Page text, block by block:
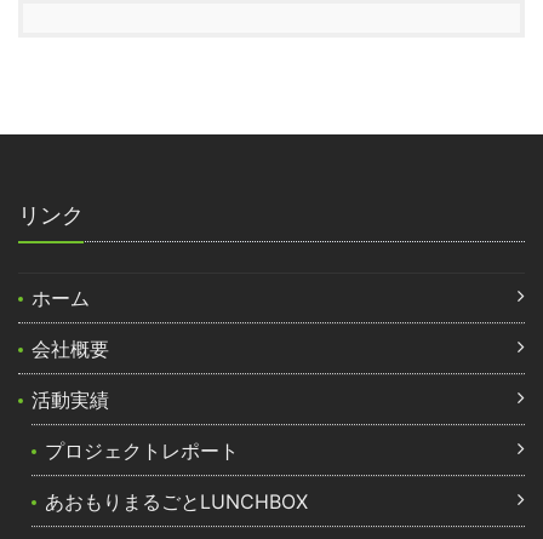
リンク
ホーム
会社概要
活動実績
プロジェクトレポート
あおもりまるごとLUNCHBOX